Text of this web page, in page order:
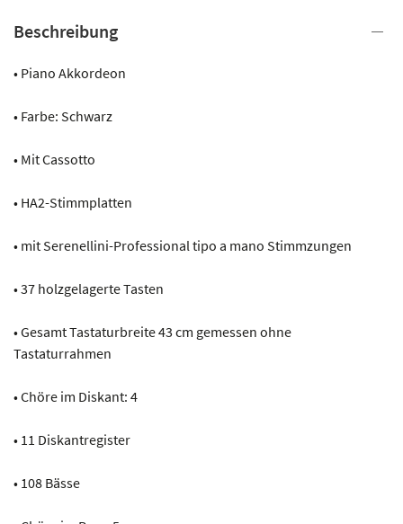
Beschreibung
• Piano Akkordeon
• Farbe: Schwarz
• Mit Cassotto
• HA2-Stimmplatten
• mit Serenellini-Professional tipo a mano Stimmzungen
• 37 holzgelagerte Tasten
• Gesamt Tastaturbreite 43 cm gemessen ohne
Tastaturrahmen
• Chöre im Diskant: 4
• 11 Diskantregister
• 108 Bässe